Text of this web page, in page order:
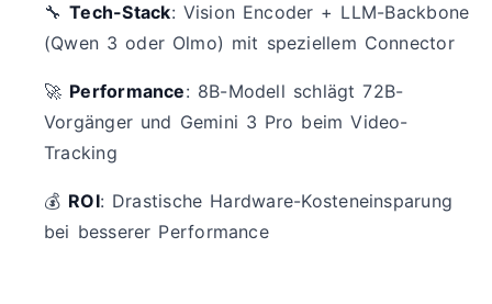
🔧Tech-Stack: Vision Encoder + LLM-Backbone
(Qwen 3 oder Olmo) mit speziellem Connector
🚀 Performance: 8B-Modell schlägt 72B-
Vorgänger und Gemini 3 Pro beim Video-
Tracking
💰 ROI: Drastische Hardware-Kosteneinsparung
bei besserer Performance